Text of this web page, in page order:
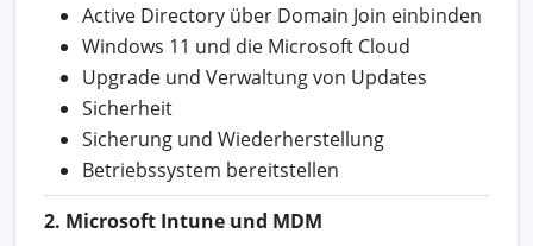
Active Directory über Domain Join einbinden
Windows 11 und die Microsoft Cloud
Upgrade und Verwaltung von Updates
Sicherheit
Sicherung und Wiederherstellung
Betriebssystem bereitstellen
2. Microsoft Intune und MDM